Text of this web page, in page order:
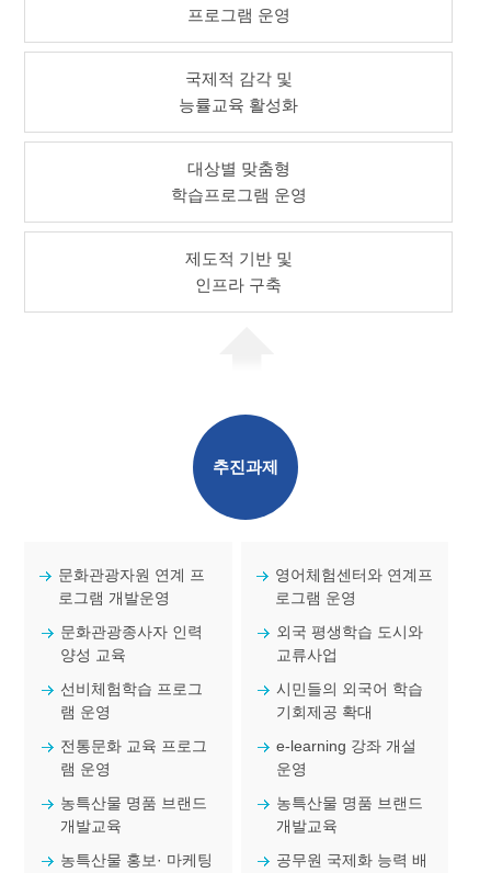
프로그램 운영
국제적 감각 및
능률교육 활성화
대상별 맞춤형
학습프로그램 운영
제도적 기반 및
인프라 구축
추진과제
문화관광자원 연계 프
로그램 개발운영
문화관광종사자 인력
양성 교육
선비체험학습 프로그
램 운영
전통문화 교육 프로그
램 운영
농특산물 명품 브랜드
개발교육
농특산물 홍보· 마케팅
영어체험센터와 연계프
로그램 운영
외국 평생학습 도시와
교류사업
시민들의 외국어 학습
기회제공 확대
e-learning 강좌 개설
운영
농특산물 명품 브랜드
개발교육
공무원 국제화 능력 배